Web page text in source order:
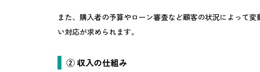
また、購入者の予算やローン審査など顧客の状況によって
い対応が求められます。
② 収入の仕組み